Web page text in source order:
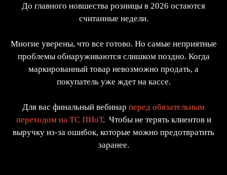
До главного новшества розницы в 2026 остаются
считанные недели.
Многие уверены, что все готово. Но самые неприятные
проблемы обнаруживаются слишком поздно. Когда
маркированный товар невозможно продать, а
покупатель уже ждет на кассе.
Для вас финальный вебинар перед обязательным
переходом на ТС ПИоТ. Чтобы не терять клиентов и
выручку из-за ошибок, которые можно предотвратить
заранее.